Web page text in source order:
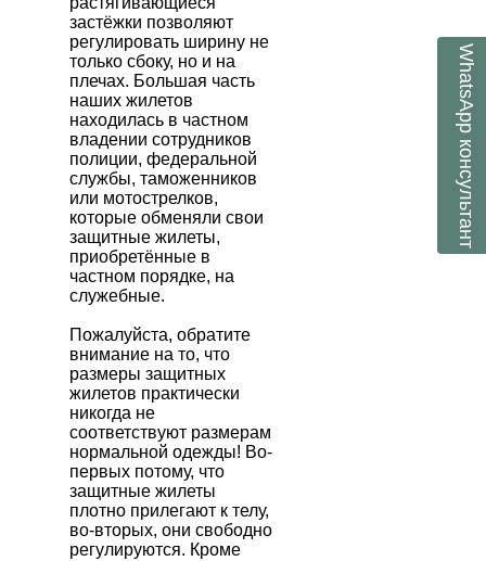
застёжки позволяют
регулировать ширину не
только сбоку, но и на
плечах. Большая часть
наших жилетов
находилась в частном
владении сотрудников
полиции, федеральной
службы, таможенников
или мотострелков,
которые обменяли свои
защитные жилеты,
приобретённые в
частном порядке, на
служебные.
Пожалуйста, обратите
внимание на то, что
размеры защитных
жилетов практически
никогда не
соответствуют размерам
нормальной одежды! Во-
первых потому, что
защитные жилеты
плотно прилегают к телу,
во-вторых, они свободно
регулируются. Кроме
WhatsApp
консультант